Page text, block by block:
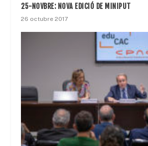
25-NOVBRE: NOVA EDICIÓ DE MINIPUT
26 octubre 2017